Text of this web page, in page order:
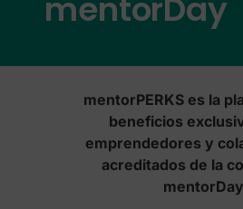
mentorDay
mentorPERKS es la
beneficios
emprendedores y
acreditados de la
mentorDay